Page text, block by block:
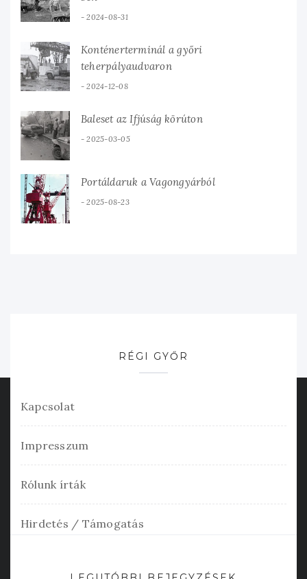
2024-08-31
Konténerterminál a győri
teherpályaudvaron
2024-12-08
Baleset az Ifjúság körúton
2025-03-05
Portáldaruk a Vagongyárból
2025-08-23
RÉGI GYŐR
Kapcsolat
Impresszum
Rólunk írták
Hirdetés / Támogatás